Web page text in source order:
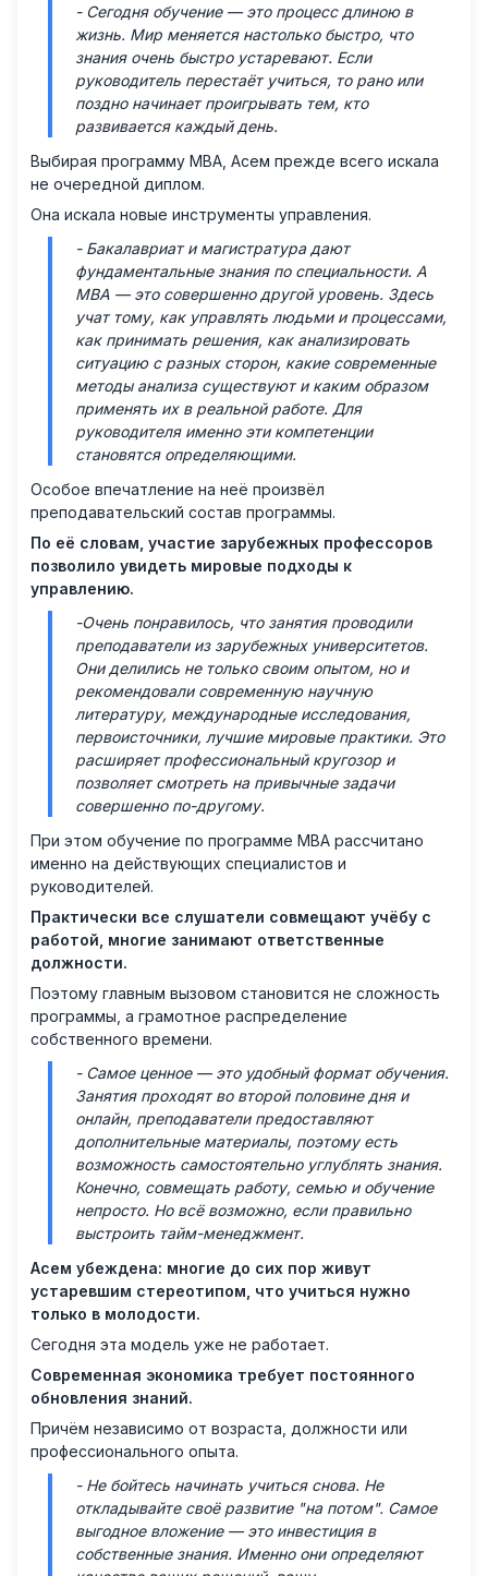
- Сегодня обучение — это процесс длиною в
жизнь. Мир меняется настолько быстро, что
знания очень быстро устаревают. Если
руководитель перестаёт учиться, то рано или
поздно начинает проигрывать тем, кто
развивается каждый день.
Выбирая программу MBA, Асем прежде всего искала
не очередной диплом.
Она искала новые инструменты управления.
- Бакалавриат и магистратура дают
фундаментальные знания по специальности. А
MBA — это совершенно другой уровень. Здесь
учат тому, как управлять людьми и процессами,
как принимать решения, как анализировать
ситуацию с разных сторон, какие современные
методы анализа существуют и каким образом
применять их в реальной работе. Для
руководителя именно эти компетенции
становятся определяющими.
Особое впечатление на неё произвёл
преподавательский состав программы.
По её словам, участие зарубежных профессоров
позволило увидеть мировые подходы к
управлению.
-Очень понравилось, что занятия проводили
преподаватели из зарубежных университетов.
Они делились не только своим опытом, но и
рекомендовали современную научную
литературу, международные исследования,
первоисточники, лучшие мировые практики. Это
расширяет профессиональный кругозор и
позволяет смотреть на привычные задачи
совершенно по-другому.
При этом обучение по программе MBA рассчитано
именно на действующих специалистов и
руководителей.
Практически все слушатели совмещают учёбу с
работой, многие занимают ответственные
должности.
Поэтому главным вызовом становится не сложность
программы, а грамотное распределение
собственного времени.
- Самое ценное — это удобный формат обучения.
Занятия проходят во второй половине дня и
онлайн, преподаватели предоставляют
дополнительные материалы, поэтому есть
возможность самостоятельно углублять знания.
Конечно, совмещать работу, семью и обучение
непросто. Но всё возможно, если правильно
выстроить тайм-менеджмент.
Асем убеждена: многие до сих пор живут
устаревшим стереотипом, что учиться нужно
только в молодости.
Сегодня эта модель уже не работает.
Современная экономика требует постоянного
обновления знаний.
Причём независимо от возраста, должности или
профессионального опыта.
- Не бойтесь начинать учиться снова. Не
откладывайте своё развитие "на потом". Самое
выгодное вложение — это инвестиция в
собственные знания. Именно они определяют